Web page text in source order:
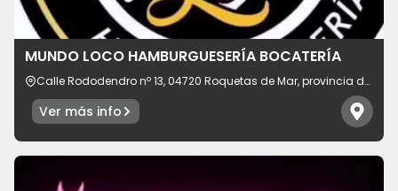
MUNDO LOCO HAMBURGUESERÍA BOCATERÍA
Calle Rododendro nº 13, 04720 Roquetas de Mar, provincia de
Ver más info